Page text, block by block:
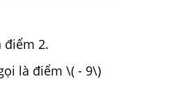
điểm 2.
là điểm \( - 9\)